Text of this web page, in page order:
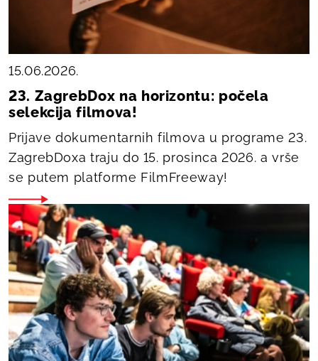
15.06.2026.
23. ZagrebDox na horizontu: počela
selekcija filmova!
Prijave dokumentarnih filmova u programe 23.
ZagrebDoxa traju do 15. prosinca 2026. a vrše
se putem platforme FilmFreeway!